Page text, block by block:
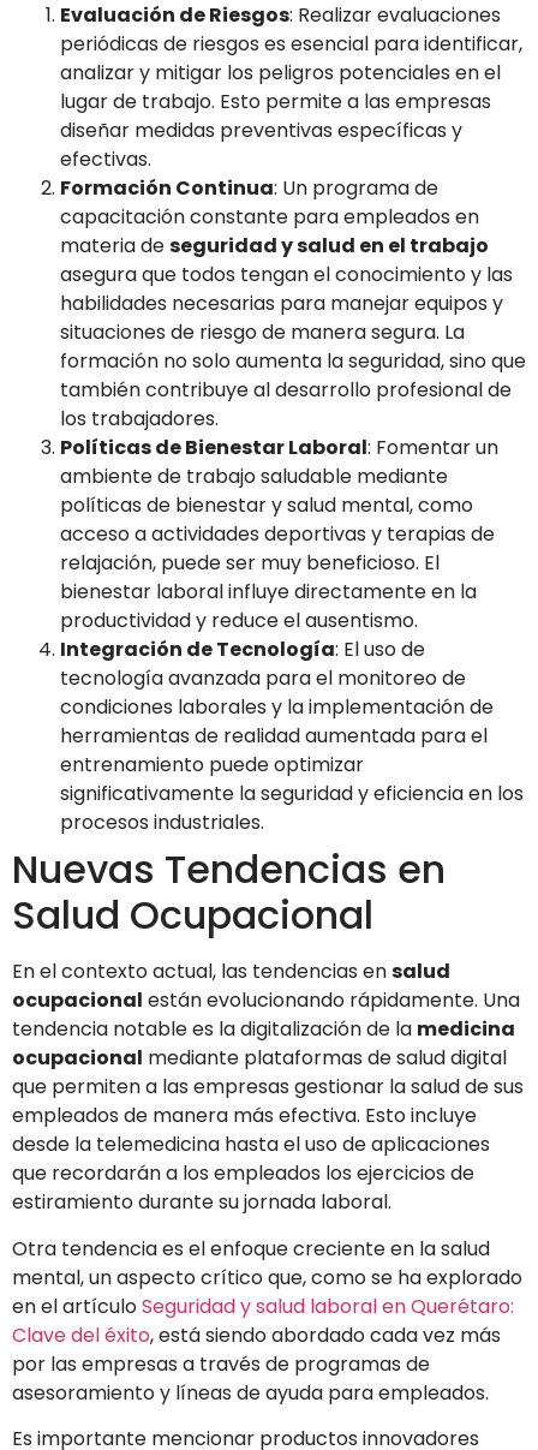
Evaluación de Riesgos: Realizar evaluaciones
periódicas de riesgos es esencial para identificar,
analizar y mitigar los peligros potenciales en el
lugar de trabajo. Esto permite a las empresas
diseñar medidas preventivas específicas y
efectivas.
Formación Continua: Un programa de
capacitación constante para empleados en
materia deseguridad y salud en el trabajo
asegura que todos tengan el conocimiento y las
habilidades necesarias para manejar equipos y
situaciones de riesgo de manera segura. La
formación no solo aumenta la seguridad, sino que
también contribuye al desarrollo profesional de
los trabajadores.
Políticas de Bienestar Laboral: Fomentar un
ambiente de trabajo saludable mediante
políticas de bienestar y salud mental, como
acceso a actividades deportivas y terapias de
relajación, puede ser muy beneficioso. El
bienestar laboral influye directamente en la
productividad y reduce el ausentismo.
Integración de Tecnología: El uso de
tecnología avanzada para el monitoreo de
condiciones laborales y la implementación de
herramientas de realidad aumentada para el
entrenamiento puede optimizar
significativamente la seguridad y eficiencia en los
procesos industriales.
Nuevas Tendencias en
Salud Ocupacional
En el contexto actual, las tendencias ensalud
ocupacional están evolucionando rápidamente. Una
tendencia notable es la digitalización de la medicina
ocupacional mediante plataformas de salud digital
que permiten a las empresas gestionar la salud de sus
empleados de manera más efectiva. Esto incluye
desde la telemedicina hasta el uso de aplicaciones
que recordarán a los empleados los ejercicios de
estiramiento durante su jornada laboral.
Otra tendencia es el enfoque creciente en la salud
mental, un aspecto crítico que, como se ha explorado
en el artículoSeguridad y salud laboral en Querétaro:
Clave del éxito, está siendo abordado cada vez más
por las empresas a través de programas de
asesoramiento y líneas de ayuda para empleados.
Es importante mencionar productos innovadores